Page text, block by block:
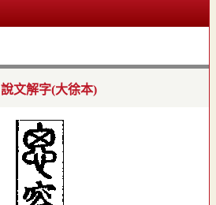
說文解字(大徐本)